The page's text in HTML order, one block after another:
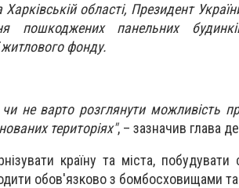
області, Президент
пошкоджених панельних
фонду.
не варто розглянути можливість
територіях", – зазначив глава
країну та міста, побудувати
обов'язково з бомбосховищами